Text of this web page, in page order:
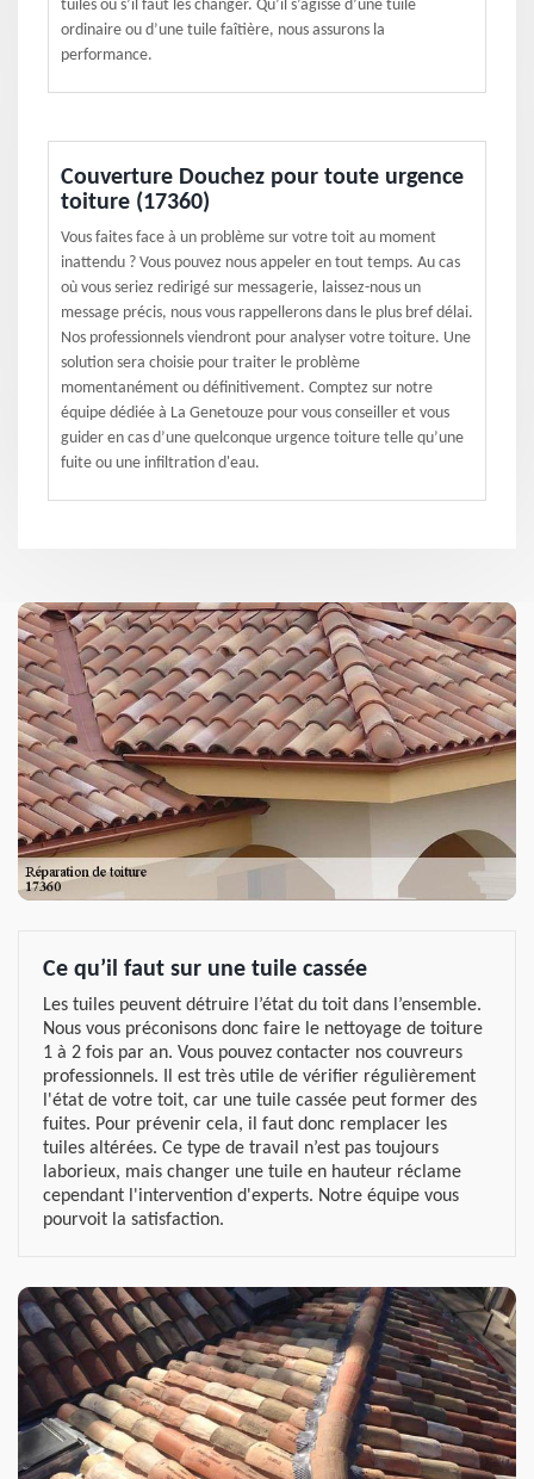
tuiles ou s’il faut les changer. Qu’il s’agisse d’une tuile
ordinaire ou d’une tuile faîtière, nous assurons la
performance.
Couverture Douchez pour toute urgence
toiture (17360)
Vous faites face à un problème sur votre toit au moment
inattendu ? Vous pouvez nous appeler en tout temps. Au cas
où vous seriez redirigé sur messagerie, laissez-nous un
message précis, nous vous rappellerons dans le plus bref délai.
Nos professionnels viendront pour analyser votre toiture. Une
solution sera choisie pour traiter le problème
momentanément ou définitivement. Comptez sur notre
équipe dédiée à La Genetouze pour vous conseiller et vous
guider en cas d’une quelconque urgence toiture telle qu’une
fuite ou une infiltration d'eau.
Ce qu’il faut sur une tuile cassée
Les tuiles peuvent détruire l’état du toit dans l’ensemble.
Nous vous préconisons donc faire le nettoyage de toiture
1 à 2 fois par an. Vous pouvez contacter nos couvreurs
professionnels. Il est très utile de vérifier régulièrement
l'état de votre toit, car une tuile cassée peut former des
fuites. Pour prévenir cela, il faut donc remplacer les
tuiles altérées. Ce type de travail n’est pas toujours
laborieux, mais changer une tuile en hauteur réclame
cependant l'intervention d'experts. Notre équipe vous
pourvoit la satisfaction.